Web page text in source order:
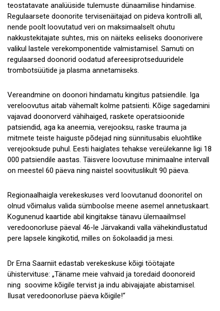
teostatavate analüüside tulemuste dünaamilise hindamise.
Regulaarsete doonorite tervisenäitajad on pideva kontrolli all,
nende poolt loovutatud veri on maksimaalselt ohutu
nakkustekitajate suhtes, mis on näiteks eeliseks doonorivere
valikul lastele verekomponentide valmistamisel. Samuti on
regulaarsed doonorid oodatud afereesiprotseduuridele
trombotsüütide ja plasma annetamiseks.
Vereandmine on doonori hindamatu kingitus patsiendile. Iga
vereloovutus aitab vähemalt kolme patsienti. Kõige sagedamini
vajavad doonorverd vähihaiged, raskete operatsioonide
patsiendid, aga ka aneemia, verejooksu, raske trauma ja
mitmete teiste haiguste põdejad ning sünnitusabis eluohtlike
verejooksude puhul. Eesti haiglates tehakse vereülekanne ligi 18
000 patsiendile aastas. Täisvere loovutuse minimaalne intervall
on meestel 60 päeva ning naistel soovituslikult 90 päeva.
Regionaalhaigla verekeskuses verd loovutanud doonoritel on
olnud võimalus valida sümboolse meene asemel annetuskaart.
Kogunenud kaartide abil kingitakse tänavu ülemaailmsel
veredoonorluse päeval 46-le Järvakandi valla vähekindlustatud
pere lapsele kingikotid, milles on šokolaadid ja mesi.
Dr Erna Saarniit edastab verekeskuse kõigi töötajate
ühistervituse: „Täname meie vahvaid ja toredaid doonoreid
ning soovime kõigile tervist ja indu abivajajate abistamisel.
Ilusat veredoonorluse päeva kõigile!“